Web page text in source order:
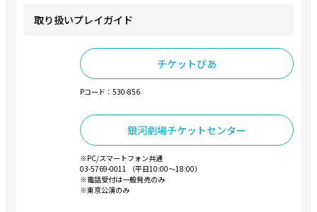
取り扱いプレイガイド
チケットぴあ
Pコード：530-856
銀河劇場チケットセンター
※PC/スマートフォン共通
03-5769-0011 （平日10:00～18:00）
※電話受付は一般発売のみ
※東京公演のみ